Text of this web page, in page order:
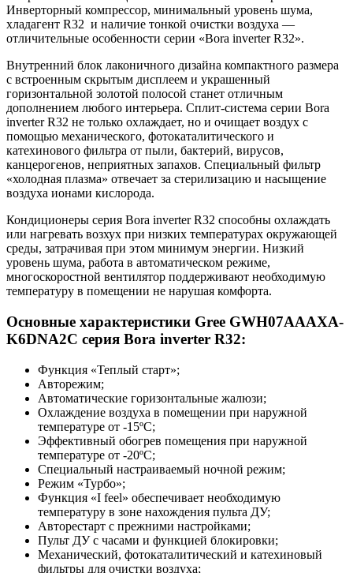
Инверторный компрессор, минимальный уровень шума,
хладагент R32 и наличие тонкой очистки воздуха —
отличительные особенности серии «Bora inverter R32».
Внутренний блок лаконичного дизайна компактного размера
с встроенным скрытым дисплеем и украшенный
горизонтальной золотой полосой станет отличным
дополнением любого интерьера. Сплит-система серии Bora
inverter R32 не только охлаждает, но и очищает воздух с
помощью механического, фотокаталитического и
катехинового фильтра от пыли, бактерий, вирусов,
канцерогенов, неприятных запахов. Специальный фильтр
«холодная плазма» отвечает за стерилизацию и насыщение
воздуха ионами кислорода.
Кондиционеры серия Bora inverter R32 способны охлаждать
или нагревать возхух при низких температурах окружающей
среды, затрачивая при этом минимум энергии. Низкий
уровень шума, работа в автоматическом режиме,
многоскоростной вентилятор поддерживают необходимую
температуру в помещении не нарушая комфорта.
Основные характеристики Gree GWH07AAAXA-
K6DNA2C серия Bora inverter R32:
Функция «Теплый старт»;
Авторежим;
Автоматические горизонтальные жалюзи;
Охлаждение воздуха в помещении при наружной
температуре от -15ºС;
Эффективный обогрев помещения при наружной
температуре от -20ºС;
Специальный настраиваемый ночной режим;
Режим «Турбо»;
Функция «I feel» обеспечивает необходимую
температуру в зоне нахождения пульта ДУ;
Авторестарт с прежними настройками;
Пульт ДУ с часами и функцией блокировки;
Механический, фотокаталитический и катехиновый
фильтры для очистки воздуха;